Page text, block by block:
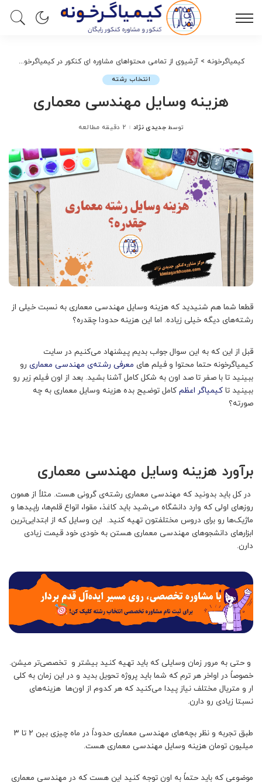
کیمیاگرخونه > آرشیوی از تمامی محتواهای مشاوره ای کنکور در کیمیاگرخونه
انتخاب رشته
هزینه وسایل مهندسی معماری
ارسال
توسط جدیدی نژاد 2 دقیقه مطالعه
قطعا شما هم شنیدید که هزینه وسایل مهندسی معماری به نسبت خیلی از
رشته‌های دیگه خیلی زیاده. اما این هزینه حدودا چقدره؟
قبل از این که به این سوال جواب بدیم پیشنهاد می‌کنیم در سایت
کیمیاگرخونه حتما محتوا و فیلم های معرفی رشته‌ی مهندسی معماری رو
ببینید تا با صفر تا صد اون به شکل کامل آشنا بشید. بعد از اون فیلم زیر رو
ببینید تا کیمیاگر اعظم کامل توضیح بده هزینه وسایل معماری به چه
صورته؟
برآورد هزینه وسایل مهندسی معماری
در کل باید بدونید که مهندسی معماری رشته‌ی گرونی هست. مثلاً از همون
روزهای اولی که وارد دانشگاه می‌شید باید کاغذ، مقوا، انواع قلم‌ها، راپیدها و
ماژیک‌ها رو برای دروس مختلفتون تهیه کنید. این وسایل که از ابتدایی‌ترین
ابزارهای دانشجوهای مهندسی معماری هستن به خودی خود قیمت زیادی
دارن.
و حتی به مرور زمان وسایلی که باید تهیه کنید بیشتر و تخصصی‌تر میشن.
خصوصاً در اواخر هر ترم که شما باید پروژه تحویل بدید و در این زمان به کلی
ار و متریال مختلف نیاز پیدا می‌کنید که هر کدوم از اون‌ها هزینه‌های
نسبتا زیادی رو دارن.
طبق تجربه و نظر بچه‌های مهندسی معماری حدوداً در ماه چیزی بین ۲ تا ۳
میلیون تومان هزینه وسایل مهندسی معماری هست.
موضوعی که باید حتماً به اون توجه کنید این هست که در مهندسی معماری